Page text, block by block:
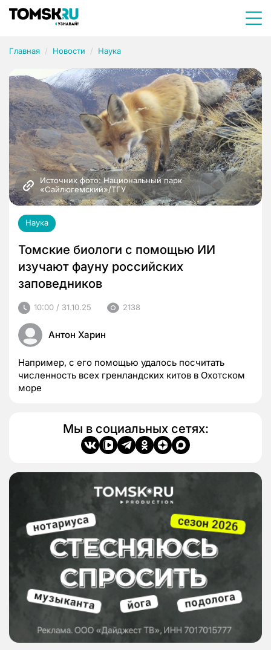
Главная Новости Наука
Источник фото: Национальный парк
«Сайлюгемский»/ТГУ
Наука
Томские биологи с помощью ИИ
изучают фауну российских
заповедников
10:00 / 31.10.25 2138
Антон Харин
Например, с его помощью удалось посчитать
численность всех гренландских китов в Охотском
море
Мы в социальных сетях: